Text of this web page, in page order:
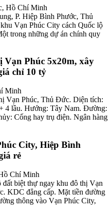
Hồ Chí Minh
P. Hiệp Bình Phước, Thủ
Vạn Phúc City cách Quốc lộ
trong những dự án chính quy
Vạn Phúc 5x20m, xây
chỉ 10 tỷ
Minh
Vạn Phúc, Thủ Đức. Diện tích:
4 lầu. Hướng: Tây Nam. Đường:
Cống hay trụ điện. Ngân hàng
City, Hiệp Bình
rẻ
Chí Minh
đất biệt thự ngay khu đô thị Vạn
KDC đẳng cấp. Mặt tiền đường
thông vào Vạn Phúc City,